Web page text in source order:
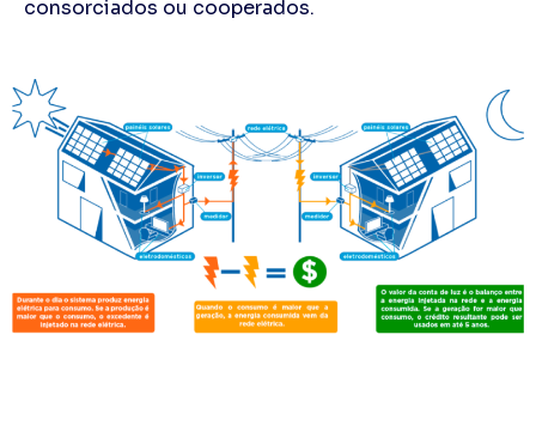
consorciados ou cooperados.